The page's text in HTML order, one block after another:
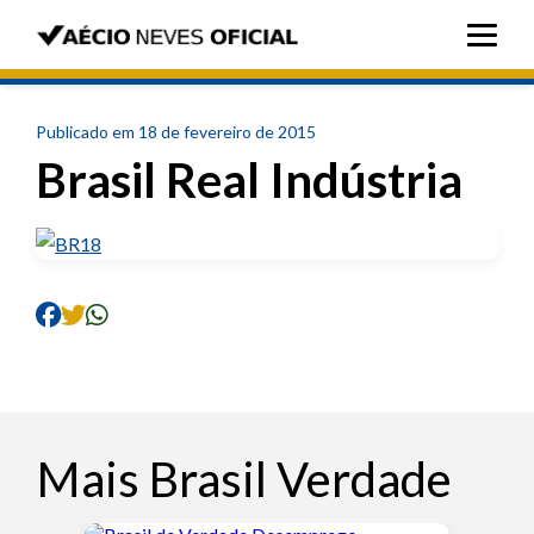
Publicado em 18 de fevereiro de 2015
Brasil Real Indústria
Mais Brasil Verdade